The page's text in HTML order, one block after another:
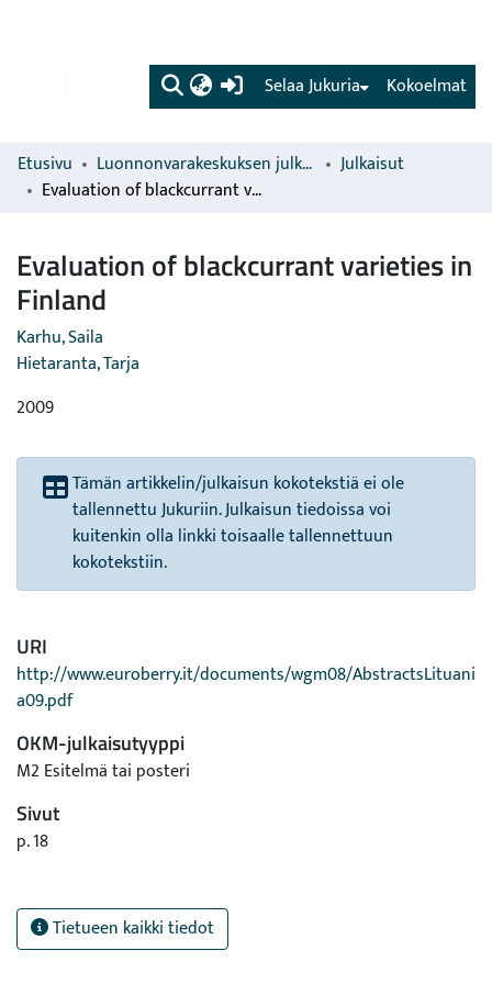
(current) Kokoelmat
Selaa Jukuria
Etusivu Luonnonvarakeskuksen julkaisut
Julkaisut
Evaluation of blackcurrant varieties in Finland
Evaluation of blackcurrant varieties in
Finland
Karhu, Saila
Hietaranta, Tarja
2009
Tämän artikkelin/julkaisun kokotekstiä ei ole
tallennettu Jukuriin. Julkaisun tiedoissa voi
kuitenkin olla linkki toisaalle tallennettuun
kokotekstiin.
URI
http://www.euroberry.it/documents/wgm08/AbstractsLituani
a09.pdf
OKM-julkaisutyyppi
M2 Esitelmä tai posteri
Sivut
p. 18
Tietueen kaikki tiedot